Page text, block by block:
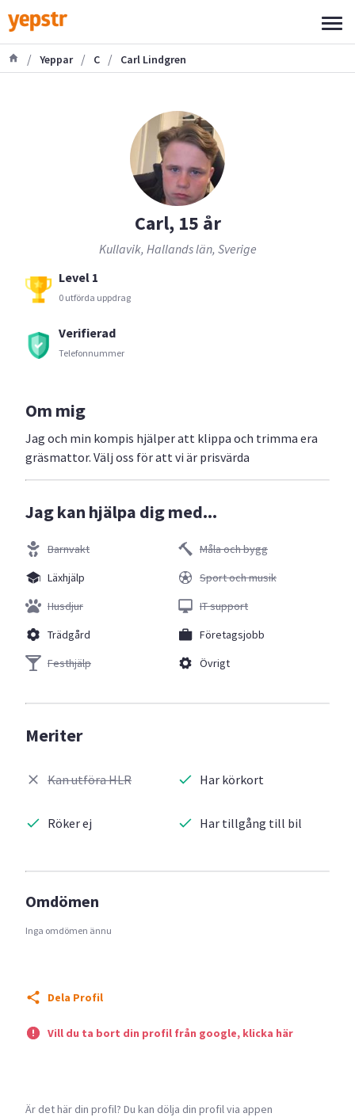
/ Yeppar / C / Carl Lindgren
Carl, 15 år
Kullavik, Hallands län, Sverige
Level 1
0 utförda uppdrag
Verifierad
Telefonnummer
Om mig
Jag och min kompis hjälper att klippa och trimma era
gräsmattor. Välj oss för att vi är prisvärda
Jag kan hjälpa dig med...
Barnvakt
Läxhjälp
Husdjur
Trädgård
Festhjälp
Måla och bygg
Sport och musik
IT support
Företagsjobb
Övrigt
Meriter
Kan utföra HLR
Röker ej
Har körkort
Har tillgång till bil
Omdömen
Inga omdömen ännu
Dela Profil
Vill du ta bort din profil från google, klicka här
Är det här din profil? Du kan dölja din profil via appen